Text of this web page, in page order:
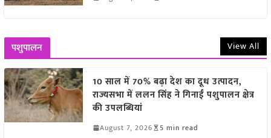
पशुपालन View All
10 साल में 70% बढ़ा देश का दूध उत्पादन,
राज्यसभा में ललन सिंह ने गिनाईं पशुपालन क्षेत्र
की उपलब्धियां
August 7, 2026 5 min read